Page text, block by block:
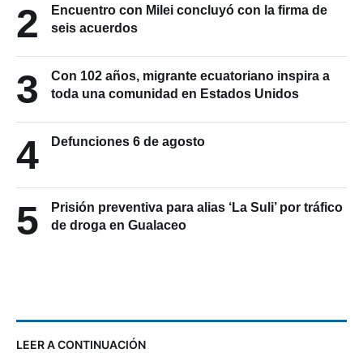
2
Encuentro con Milei concluyó con la firma de
seis acuerdos
3
Con 102 años, migrante ecuatoriano inspira a
toda una comunidad en Estados Unidos
4 Defunciones 6 de agosto
5
Prisión preventiva para alias ‘La Suli’ por tráfico
de droga en Gualaceo
LEER A CONTINUACIÓN